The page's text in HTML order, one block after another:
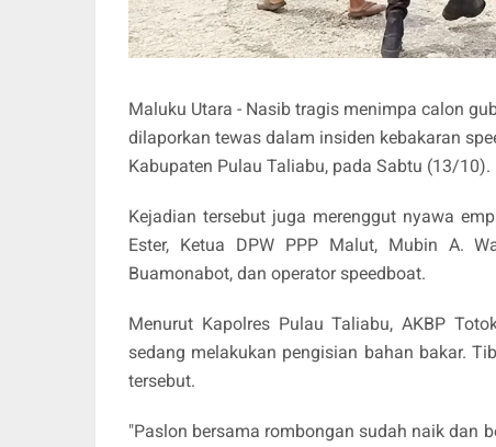
Maluku Utara - Nasib tragis menimpa calon
dilaporkan tewas dalam insiden kebakaran
Kabupaten Pulau Taliabu, pada Sabtu (13/10).
Kejadian tersebut juga merenggut nyawa
Ester, Ketua DPW PPP Malut, Mubin A.
Buamonabot, dan operator speedboat.
Menurut Kapolres Pulau Taliabu, AKBP
sedang melakukan pengisian bahan bakar.
tersebut.
"Paslon bersama rombongan sudah naik dan